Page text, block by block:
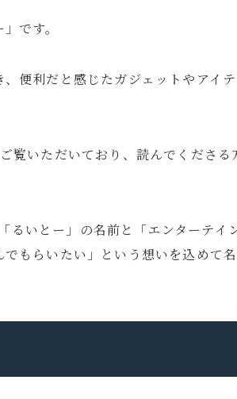
ラン ニュース ホテル宿泊記
です。
便利だと感じたガジェットやアイ
覧いただいており、読んでくださ
いとー」の名前と「エンターテイ
もらいたい」という想いを込めて名